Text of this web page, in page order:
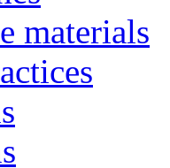
materials